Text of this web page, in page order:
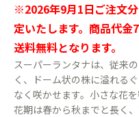
※2026年9月1日ご注文
定いたします。商品代
送料無料となります。
スーパーランタナは、従来
く、ドーム状の株に溢れる
なく咲かせます。小さな花
花期は春から秋までと長く